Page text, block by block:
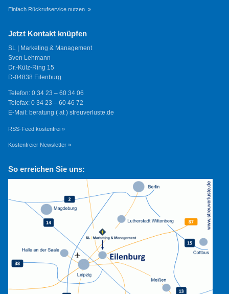
Einfach Rückrufservice nutzen. »
Jetzt Kontakt knüpfen
SL | Marketing & Management
Sven Lehmann
Dr.-Külz-Ring 15
D-04838 Eilenburg
Telefon: 0 34 23 – 60 34 06
Telefax: 0 34 23 – 60 46 72
E-Mail: beratung ( at ) streuverluste.de
RSS-Feed kostenfrei »
Kostenfreier Newsletter »
So erreichen Sie uns: